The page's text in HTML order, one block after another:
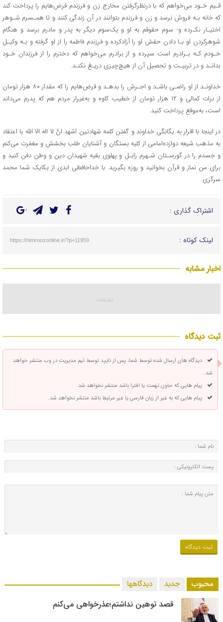
قـیم خـود می‌خواهم که با درنظرگرفتن مخارج زن و فرزندم قرض‌هایم را پرداخت کند
که خانه بـه فروش نرسد و زن و فرزندم بتوانند در آن زندگی کنند و تا همـسرم شـوهر
اختیـار نکـرده و- سوم حقوقم به او و یک‌سوم دیگر به پدر و مادرم برسد و هنگام
شوهرکردن او بـا دادن حقش او را آزادکرده و فرزندم فاطمه را از او گرفته و بـه وکیـل
خـودم کـه بـرادرم است سپرده و از برادرم می‌خواهم که دخترم را از فرزندان خـود
بدانـد و در تربیـت و تحصیل آن از هیچ‌چیزی دریـغ نکنـد.
خداونـد از او راضـی باشـد و اجـرش را بدهـد و قرض‌هایم را که مقدار ۸۰ هزار تومان
از برات کمالی و ۱۲ هزار تومان از خطیب کاوه و به‌غیراز مردم هم که پدرم می‌داند
است، به‌موقع پرداخت کنید.
در اینجا با اقرار به یگانگی خداوند و گفتن کلمه شهادتین اشهد انَّ لا اله الا الله با اعتقاد
به مذهب شیعه دوازده‌امامی از کلیه بستگان و آشنایان طلب بخشش و مغفرت می‌کنم
و جسدم را در گورسـتان شـهرم زابـل و پهلوی بقیه شهیدان دین و وطن دفن کنید و
برای من نماز و قرآن بخوانید و روزه بگیرید. با خداحافظی ابدی از یکایک شما محمد
سرگزی.
اشتراک گذاری :
لینک کوتاه : https://nimroozonline.ir/?p=11959
اخبار مشابه
ثبت دیدگاه
دیدگاه های ارسال شده توسط شما، پس از تایید توسط تیم مدیریت در وب منتشر خواهد
شد.
پیام هایی که حاوی تهمت یا افترا باشد منتشر نخواهد شد.
پیام هایی که به غیر از زبان فارسی یا غیر مرتبط باشد منتشر نخواهد شد.
محبوب جدید دیدگاهها
قصد توهین نداشتم؛عذرخواهی می‌کنم